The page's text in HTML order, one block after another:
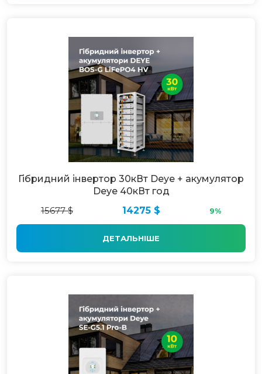
Гібридний інвертор 30кВт Deye + акумулятор
Deye 40кВт год
15677 $
14275 $ 9%
ДЕТАЛЬНІШЕ